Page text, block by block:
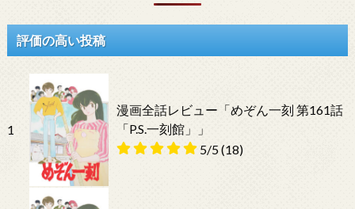
評価の高い投稿
1
漫画全話レビュー「めぞん一刻 第161話
「P.S.一刻館」」
5/5(18)